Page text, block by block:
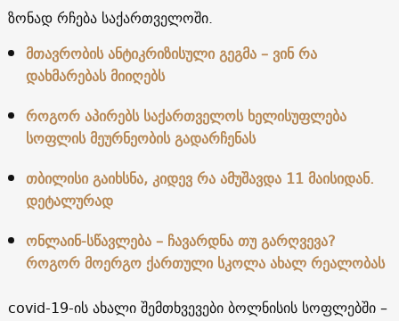
ზონად რჩება საქართველოში.
მთავრობის ანტიკრიზისული გეგმა – ვინ რა
დახმარებას მიიღებს
როგორ აპირებს საქართველოს ხელისუფლება
სოფლის მეურნეობის გადარჩენას
თბილისი გაიხსნა, კიდევ რა ამუშავდა 11 მაისიდან.
დეტალურად
ონლაინ-სწავლება – ჩავარდნა თუ გარღვევა?
როგორ მოერგო ქართული სკოლა ახალ რეალობას
covid-19-ის ახალი შემთხვევები ბოლნისის სოფლებში –